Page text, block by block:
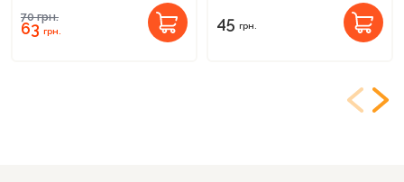
70грн.
63грн. 45 грн.